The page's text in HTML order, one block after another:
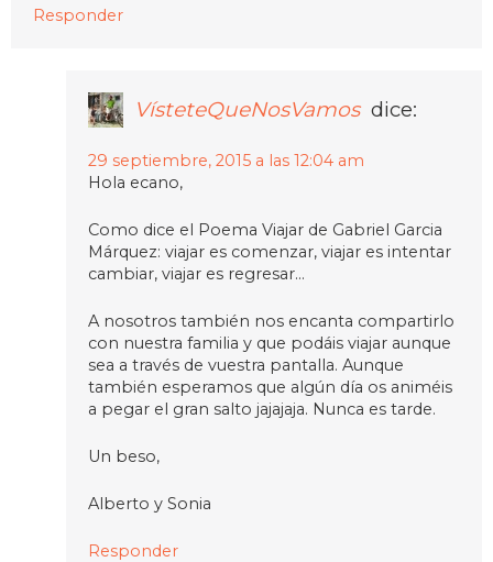
Responder
VísteteQueNosVamos dice:
29 septiembre, 2015 a las 12:04 am
Hola ecano,
Como dice el Poema Viajar de Gabriel Garcia
Márquez: viajar es comenzar, viajar es intentar
cambiar, viajar es regresar…
A nosotros también nos encanta compartirlo
con nuestra familia y que podáis viajar aunque
sea a través de vuestra pantalla. Aunque
también esperamos que algún día os animéis
a pegar el gran salto jajajaja. Nunca es tarde.
Un beso,
Alberto y Sonia
Responder